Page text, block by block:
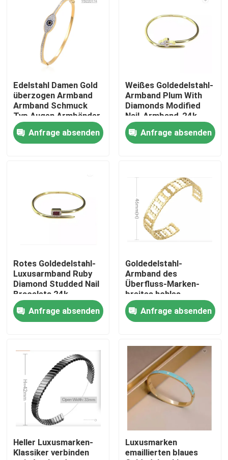
Über uns
Produkte
Armband und Armband aus Edelstahl vorrätig
Ein Ohrring aus Edelstahl auf Lager
Edelstahlschmuck auf Lager
Neu auf Lager
Edelstahl-Schmuck-Satz
Edelstahl Damen Gold
überzogen Armband
Armband Schmuck
Typ Augen Armbänder
Armbänder
Anfrage absenden
Weißes Goldedelstahl-
Armband Plum With
Diamonds Modified
Nail-Armband-24k
Anfrage absenden
Rotes Goldedelstahl-
Luxusarmband Ruby
Diamond Studded Nail
Bracelets 24k
Anfrage absenden
Goldedelstahl-
Armband des
Überfluss-Marken-
breites hohles
Goldperlen-Armband-
24k Anfrage absenden
Heller Luxusmarken-
Klassiker verbinden
Luxusmarken
emaillierten blaues